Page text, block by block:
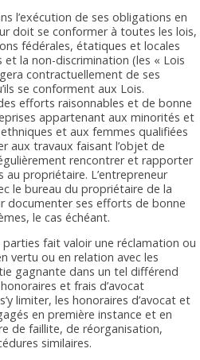
l’exécution de ses obligations en
doit se conformer à toutes les lois,
fédérales, étatiques et locales
et la non-discrimination (les « Lois
contractuellement de ses
se conforment aux Lois.
efforts raisonnables et de bonne
appartenant aux minorités et
et aux femmes qualifiées
aux travaux faisant l’objet de
rencontrer et rapporter
propriétaire. L’entrepreneur
le bureau du propriétaire de la
documenter ses efforts de bonne
le cas échéant.
parties fait valoir une réclamation ou
vertu ou en relation avec les
gagnante dans un tel différend
et frais d’avocat
limiter, les honoraires d’avocat et
en première instance et en
de faillite, de réorganisation,
similaires.